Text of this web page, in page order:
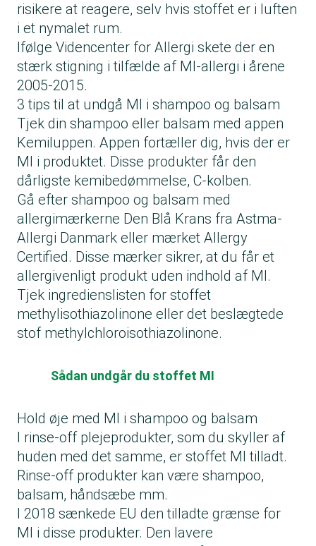
risikere at reagere, selv hvis stoffet er i luften
i et nymalet rum.
Ifølge Videncenter for Allergi skete der en
stærk stigning i tilfælde af MI-allergi i årene
2005-2015.
3 tips til at undgå MI i shampoo og balsam
Tjek din shampoo eller balsam med appen
Kemiluppen. Appen fortæller dig, hvis der er
MI i produktet. Disse produkter får den
dårligste kemibedømmelse, C-kolben.
Gå efter shampoo og balsam med
allergimærkerne Den Blå Krans fra Astma-
Allergi Danmark eller mærket Allergy
Certified. Disse mærker sikrer, at du får et
allergivenligt produkt uden indhold af MI.
Tjek ingredienslisten for stoffet
methylisothiazolinone eller det beslægtede
stof methylchloroisothiazolinone.
Sådan undgår du stoffet MI
Hold øje med MI i shampoo og balsam
I rinse-off plejeprodukter, som du skyller af
huden med det samme, er stoffet MI tilladt.
Rinse-off produkter kan være shampoo,
balsam, håndsæbe mm.
I 2018 sænkede EU den tilladte grænse for
MI i disse produkter. Den lavere